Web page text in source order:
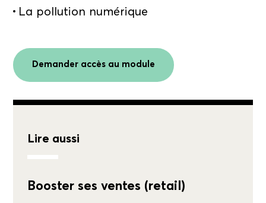
La pollution numérique
Demander accès au module
Lire aussi
Booster ses ventes (retail)